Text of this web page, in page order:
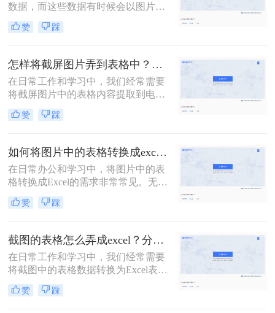
数据，而这些数据有时候会以图片的
形式出现，导致我们无法直接编辑和
使用。这时，将图片转换成表格就变
表格呢？以下，我们将介绍三种简单
易行的方法来实现这一目标。
赞 踩
怎样将截屏图片弄到表格中？教你2招快速提取！
在日常工作和学习中，我们经常需要
将截屏图片中的表格内容提取到电子
表格（如Excel）中进行处理和分析。
那么怎样将截屏图片弄到表格中呢？
提取到电子表格中的方法。
赞 踩
如何将图片中的表格转换成excel？快来看看这三个方法！
在日常办公和学习中，将图片中的表
格转换成Excel的需求非常常见。无论
是为了数据分析、报告制作还是数据
共享，掌握高效的图片转Excel方法都
表格转换成excel呢？本文将详细介绍
三种将图片中的表格转换成Excel的方
法，帮助您轻松应对各种需求。
赞 踩
截图的表格怎么弄成excel？分享3种方法轻松提取！
在日常工作和学习中，我们经常需要
将截图中的表格数据转换为Excel表
格，以便进行进一步的数据处理和分
析。那么截图的表格怎么弄成excel
赞 踩